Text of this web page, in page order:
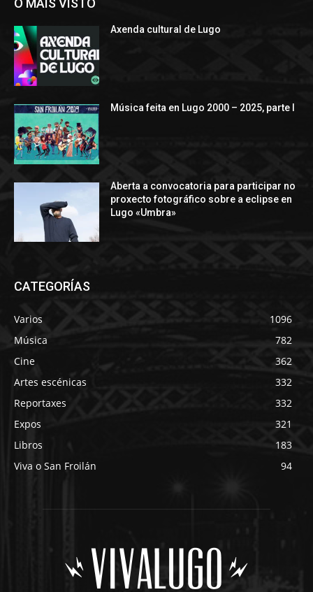
O MÁIS VISTO
Axenda cultural de Lugo
Música feita en Lugo 2000 – 2025, parte I
Aberta a convocatoria para participar no
proxecto fotográfico sobre a eclipse en
Lugo «Umbra»
CATEGORÍAS
Varios
1096
Música
782
Cine
362
Artes escénicas
332
Reportaxes
332
Expos
321
Libros
183
Viva o San Froilán
94